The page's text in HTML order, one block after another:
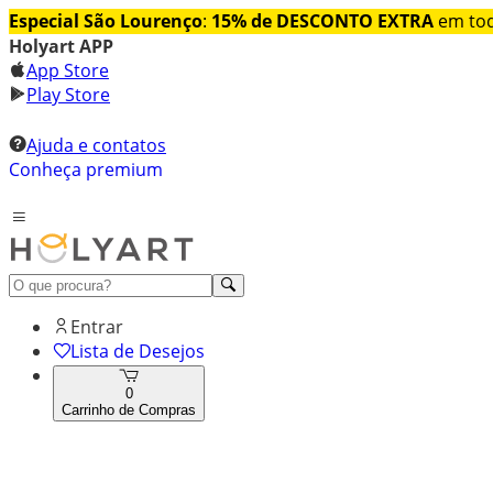
Especial São Lourenço: 15% de DESCONTO EXTRA em
Holyart APP
App Store
Play Store
Ajuda e contatos
Conheça premium
Entrar
Lista de Desejos
0
Carrinho de Compras